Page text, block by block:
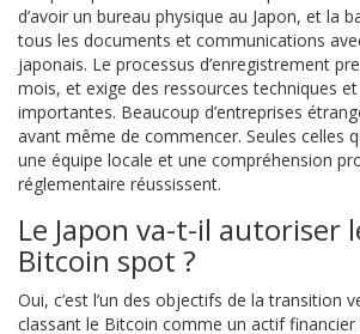
d’avoir un bureau physique au Japon, et la
tous les documents et communications
japonais. Le processus d’enregistrement
mois, et exige des ressources techniques
importantes. Beaucoup d’entreprises
avant même de commencer. Seules celles
une équipe locale et une compréhension
réglementaire réussissent.
Le Japon va-t-il autoriser
Bitcoin spot ?
Oui, c’est l’un des objectifs de la transition
classant le Bitcoin comme un actif financier